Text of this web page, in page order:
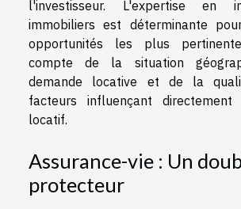
l'investisseur. L'expertise en
immobiliers est déterminante
opportunités les plus
compte de la situation
demande locative et de la
facteurs influençant
locatif.
Assurance-vie : Un
protecteur